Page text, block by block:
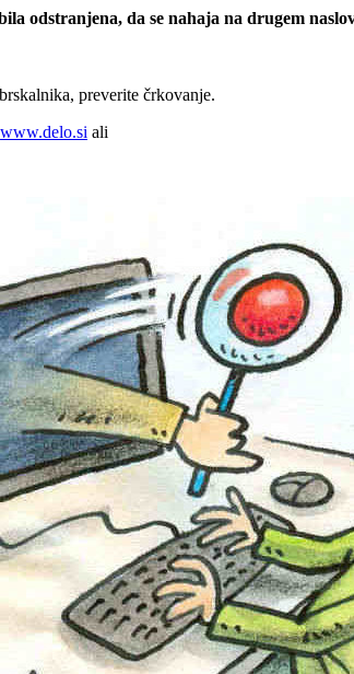
odstranjena, da se nahaja na drugem
preverite črkovanje.
www.delo.si ali